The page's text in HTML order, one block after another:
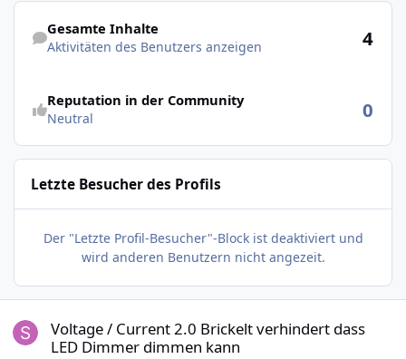
Aktivitäten des Benutzers anzeigen
Gesamte Inhalte
Aktivitäten des Benutzers anzeigen 4
Reputation in der Community
Neutral 0
Letzte Besucher des Profils
Der "Letzte Profil-Besucher"-Block ist deaktiviert und
wird anderen Benutzern nicht angezeit.
Voltage / Current 2.0 Brickelt verhindert dass
LED Dimmer dimmen kann